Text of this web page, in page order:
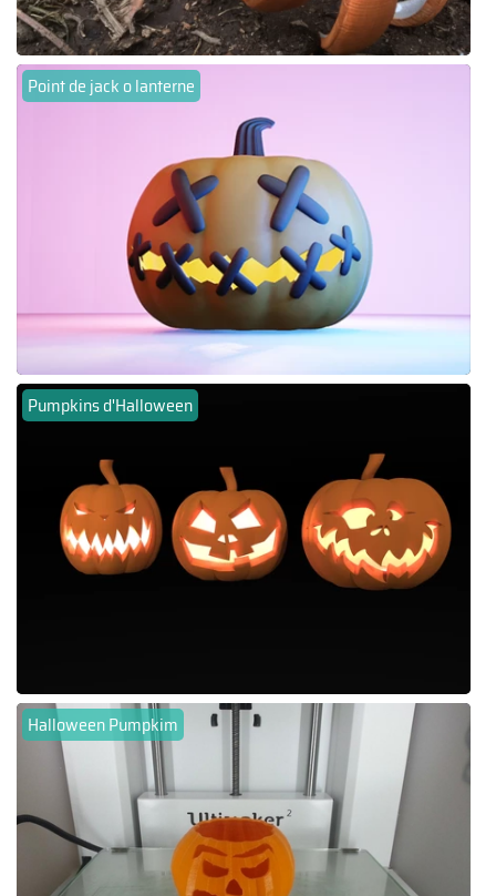
Point de jack o lanterne
Pumpkins d'Halloween
Halloween Pumpkim